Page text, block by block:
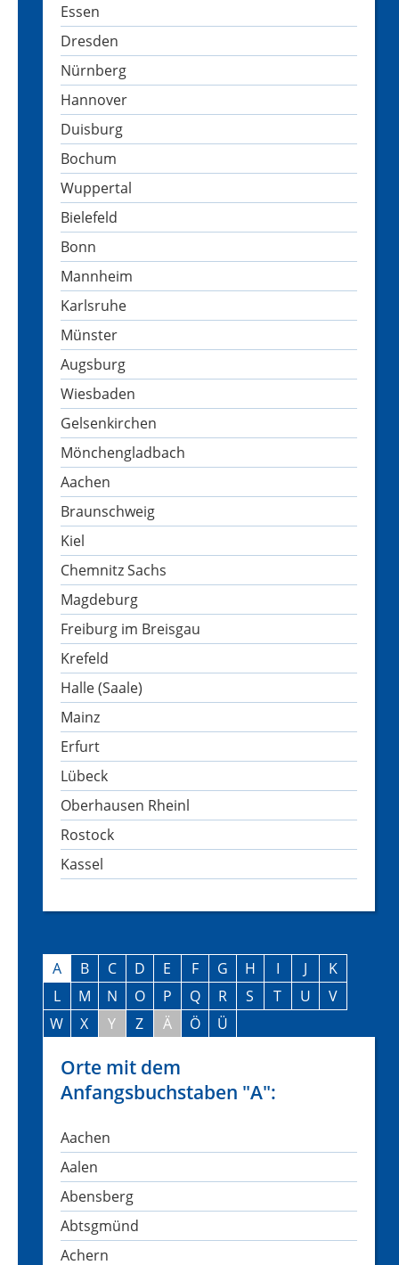
Essen
Dresden
Nürnberg
Hannover
Duisburg
Bochum
Wuppertal
Bielefeld
Bonn
Mannheim
Karlsruhe
Münster
Augsburg
Wiesbaden
Gelsenkirchen
Mönchengladbach
Aachen
Braunschweig
Kiel
Chemnitz Sachs
Magdeburg
Freiburg im Breisgau
Krefeld
Halle (Saale)
Mainz
Erfurt
Lübeck
Oberhausen Rheinl
Rostock
Kassel
A B C D E F G H I J
K
L
M N O P Q R S T U
V
W
X Y Z Ä Ö Ü
Orte mit dem
Anfangsbuchstaben "A":
Aachen
Aalen
Abensberg
Abtsgmünd
Achern